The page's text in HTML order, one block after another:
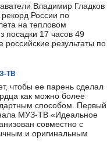
Владимир Гладков
России по
на тепловом
посадки 17 часов 49
российские результаты по
ТВ
чтобы ее парень сделал
как можно более
способом. Первый
МУЗ-ТВ «Идеальное
совместно с
и оригинальным